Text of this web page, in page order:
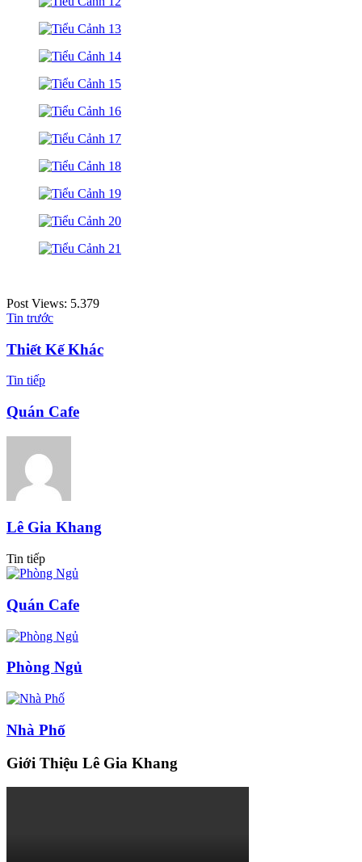
Post Views: 5.379
Tin trước
Thiết Kế Khác
Tin tiếp
Quán Cafe
Lê Gia Khang
Tin tiếp
Quán Cafe
Phòng Ngủ
Nhà Phố
Giới Thiệu Lê Gia Khang